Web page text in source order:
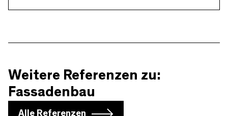
Weitere Referenzen zu:
Fassadenbau
Alle Referenzen